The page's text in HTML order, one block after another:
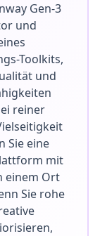
Gen-3
und
Toolkits,
und
reiner
Sie eine
mit
einem Ort
Sie rohe